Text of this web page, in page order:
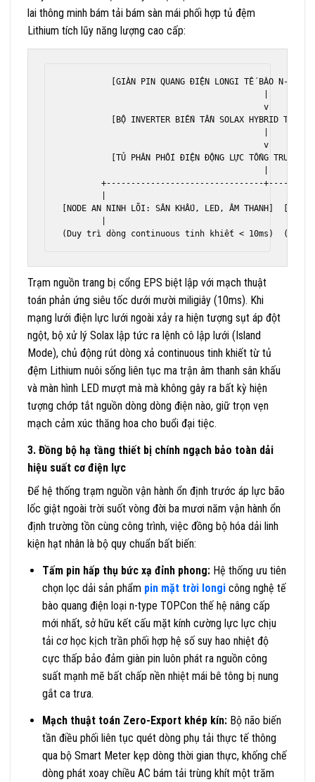
lai thông minh bám tải bám sàn mái phối hợp tủ đệm
Lithium tích lũy năng lượng cao cấp:
[GIÀN PIN QUANG ĐIỆN LONGI TẾ BÀO N-TYPE
                                         v
[BỘ INVERTER BIẾN TẦN SOLAX HYBRID TRUNG
                                         v
[TỦ PHÂN PHỐI ĐIỆN ĐỘNG LỰC TỔNG TRUNG
+--------------------------------
[NODE AN NINH LÕI: SÂN KHẤU, LED, ÂM THANH]
Trạm nguồn trang bị cổng EPS biệt lập với mạch thuật
toán phản ứng siêu tốc dưới mười miligiây (10ms). Khi
mạng lưới điện lực lưới ngoài xảy ra hiện tượng sụt áp đột
ngột, bộ xử lý Solax lập tức ra lệnh cô lập lưới (Island
Mode), chủ động rút dòng xả continuous tinh khiết từ tủ
đệm Lithium nuôi sống liên tục ma trận âm thanh sân khấu
và màn hình LED mượt mà mà không gây ra bất kỳ hiện
tượng chớp tắt nguồn dòng dòng điện nào, giữ trọn vẹn
mạch cảm xúc thăng hoa cho buổi đại tiệc.
3. Đồng bộ hạ tầng thiết bị chính ngạch bảo toàn dải
hiệu suất cơ điện lực
Để hệ thống trạm nguồn vận hành ổn định trước áp lực bão
lốc giật ngoài trời suốt vòng đời ba mươi năm vận hành ổn
định trường tồn cùng công trình, việc đồng bộ hóa dải linh
kiện hạt nhân là bộ quy chuẩn bất biến:
Tấm pin hấp thụ bức xạ đỉnh phong:Hệ thống ưu tiên
chọn lọc dải sản phẩm pin mặt trời longicông nghệ tế
bào quang điện loại n-type TOPCon thế hệ nâng cấp
mới nhất, sở hữu kết cấu mặt kính cường lực lực chịu
tải cơ học kịch trần phối hợp hệ số suy hao nhiệt độ
cực thấp bảo đảm giàn pin luôn phát ra nguồn công
suất mạnh mẽ bất chấp nền nhiệt mái bê tông bị nung
gắt ca trưa.
Mạch thuật toán Zero-Export khép kín:Bộ não biến
tần điều phối liên tục quét dòng phụ tải thực tế thông
qua bộ Smart Meter kẹp dòng thời gian thực, khống chế
dòng phát xoay chiều AC bám tải trùng khít một trăm